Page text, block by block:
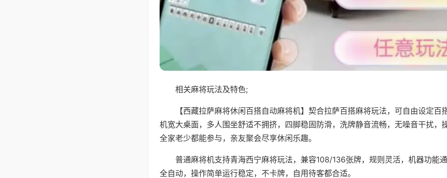
相关麻将玩法及特色;
【西藏拉萨麻将休闲百搭自动麻将机】契合拉萨百搭麻将玩法，可自由设定百
机宽大桌面，多人围坐舒适不拥挤，四脚稳固防滑，洗牌静音流畅，无噪音干扰，
全家老少都能参与，亲友聚会尽享休闲乐趣。
普通麻将机支持青海西宁麻将玩法，兼容108/136张牌，规则灵活，机器功能
全自动，操作简单运行稳定，不卡牌，自用待客都合适。